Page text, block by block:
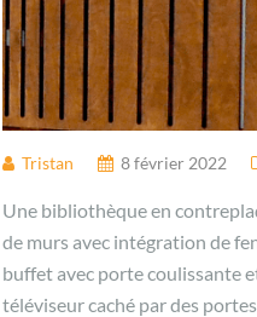
Tristan 8 février 2022
Une bibliothèque en
de murs avec intégration de
buffet avec porte coulissante
téléviseur caché par des